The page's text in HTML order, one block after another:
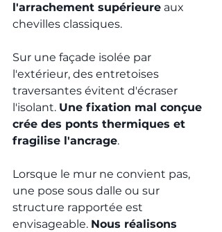
l'arrachement supérieure aux
chevilles classiques.
Sur une façade isolée par
l'extérieur, des entretoises
traversantes évitent d'écraser
l'isolant. Une fixation mal conçue
crée des ponts thermiques et
fragilise l'ancrage.
Lorsque le mur ne convient pas,
une pose sous dalle ou sur
structure rapportée est
envisageable. Nous réalisons